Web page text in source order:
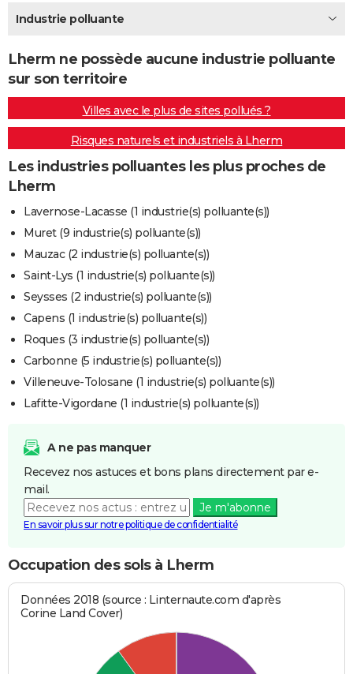
Destinations
City break
Voyage nature
Voyage de noces
Forum
Climat
+PHOTO
GUIDES D'ACHAT
BONS PLANS
CARTE DE VOEUX
Carte de Noël
Carte Bonne année
Carte Saint-Valentin
Carte d'anniversaire
DICTIONNAIRE
Dictionnaire
Biographies
Citations
Expressions
Proverbes
PROGRAMME TV
COPAINS D'AVANT
S'inscrire
Se connecter
Lycées
Collèges
Primaires
Universités
Entreprises
Service militaire
Avis de recherche
AVIS DE DÉCÈS
FORUM
Bricolage
Lifestyle
Culture
Sport
Auto
Television
Voyage
Cinema
Industrie polluante
Lherm ne possède aucune industrie polluante
sur son territoire
Villes avec le plus de sites pollués ?
Risques naturels et industriels à Lherm
Les industries polluantes les plus proches de
Lherm
Lavernose-Lacasse (1 industrie(s) polluante(s))
Muret (9 industrie(s) polluante(s))
Mauzac (2 industrie(s) polluante(s))
Saint-Lys (1 industrie(s) polluante(s))
Seysses (2 industrie(s) polluante(s))
Capens (1 industrie(s) polluante(s))
Roques (3 industrie(s) polluante(s))
Carbonne (5 industrie(s) polluante(s))
Villeneuve-Tolosane (1 industrie(s) polluante(s))
Lafitte-Vigordane (1 industrie(s) polluante(s))
A ne pas manquer
Recevez nos astuces et bons plans directement par e-
mail.
Je m'abonne
En savoir plus sur notre politique de confidentialité
Occupation des sols à Lherm
Données 2018 (source : Linternaute.com d'après
Corine Land Cover)